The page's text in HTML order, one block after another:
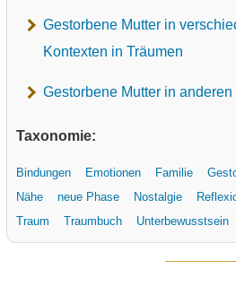
Gestorbene Mutter in
Kontexten in Träumen
Gestorbene Mutter in
Taxonomie:
Bindungen Emotionen Familie
Nähe
neue Phase Nostalgie
Traum
Traumbuch Unterbewusstsein